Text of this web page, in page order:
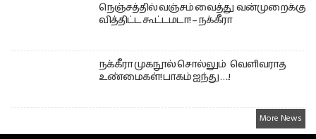
நெஞ்சத்தில் வஞ்சம் வைத்து வன்முறைக்கு
வித்திட்ட கூட்டமடா! – நக்கீரா
நக்கீரா முகநூல் சொல்லும் வெளிவராத
உண்மைகள்! பாகம் ஐந்து ….!
More News